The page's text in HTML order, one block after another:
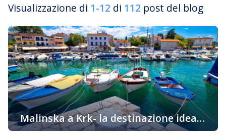
Visualizzazione di 1-12 di 112 post del blog
Malinska a Krk- la destinazione ideale
per tutte le generazioni